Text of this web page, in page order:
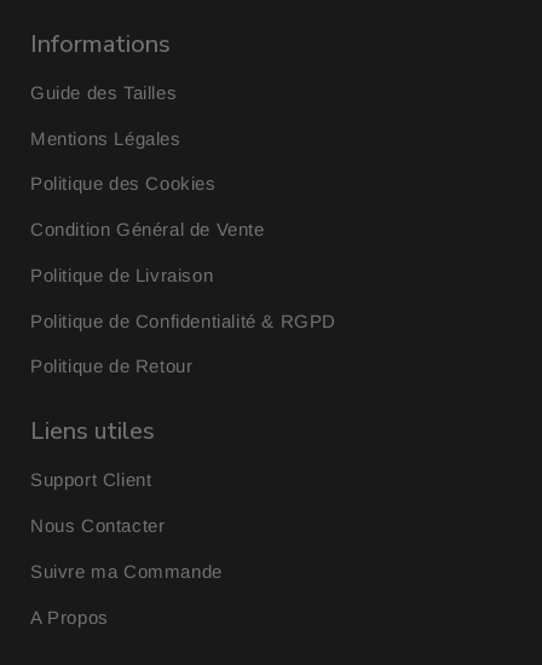
Informations
Guide des Tailles
Mentions Légales
Politique des Cookies
Condition Général de Vente
Politique de Livraison
Politique de Confidentialité & RGPD
Politique de Retour
Liens utiles
Support Client
Nous Contacter
Suivre ma Commande
A Propos